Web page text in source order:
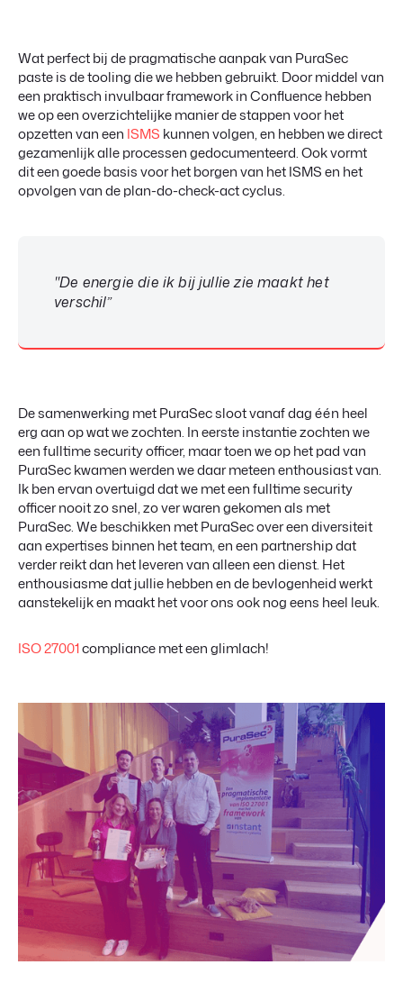
Wat perfect bij de pragmatische aanpak van PuraSec
paste is de tooling die we hebben gebruikt. Door middel van
een praktisch invulbaar framework in Confluence hebben
we op een overzichtelijke manier de stappen voor het
opzetten van een ISMS kunnen volgen, en hebben we direct
gezamenlijk alle processen gedocumenteerd. Ook vormt
dit een goede basis voor het borgen van het ISMS en het
opvolgen van de plan-do-check-act cyclus.
"De energie die ik bij jullie zie maakt het
verschil”
De samenwerking met PuraSec sloot vanaf dag één heel
erg aan op wat we zochten. In eerste instantie zochten we
een fulltime security officer, maar toen we op het pad van
PuraSec kwamen werden we daar meteen enthousiast van.
Ik ben ervan overtuigd dat we met een fulltime security
officer nooit zo snel, zo ver waren gekomen als met
PuraSec. We beschikken met PuraSec over een diversiteit
aan expertises binnen het team, en een partnership dat
verder reikt dan het leveren van alleen een dienst. Het
enthousiasme dat jullie hebben en de bevlogenheid werkt
aanstekelijk en maakt het voor ons ook nog eens heel leuk.
ISO 27001compliance met een glimlach!